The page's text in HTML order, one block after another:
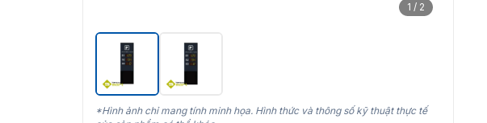
1 / 2
*Hình ảnh chỉ mang tính minh họa. Hình thức và thông số kỹ thuật thực tế